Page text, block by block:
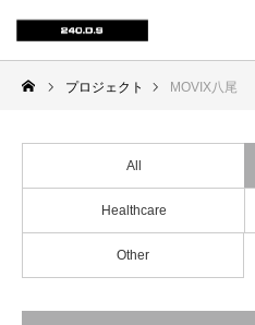
プロジェクト MOVIX八尾
All
Healthcare
Other